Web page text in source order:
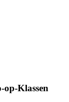
op-Klassen